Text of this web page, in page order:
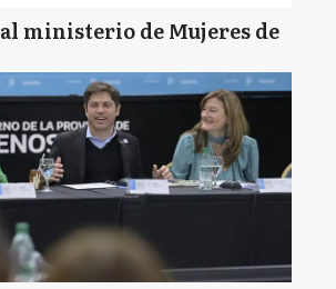
ministerio de Mujeres de